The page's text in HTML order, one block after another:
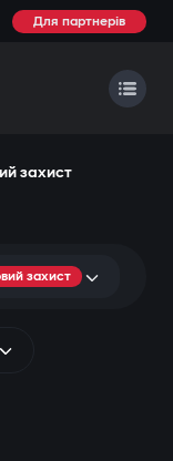
Для партнерів
захист
захист